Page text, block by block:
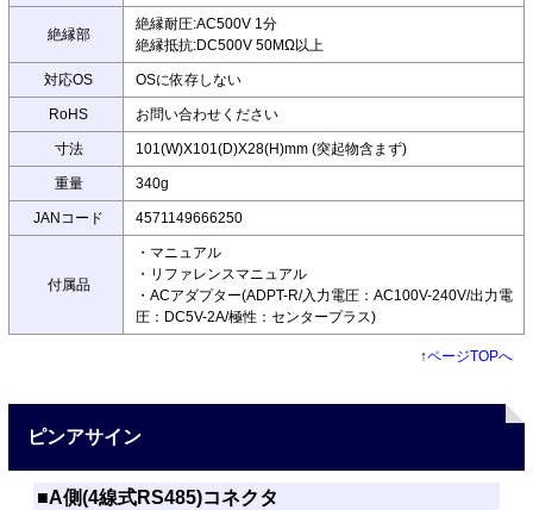
絶縁部
絶縁耐圧:AC500V 1分
絶縁抵抗:DC500V 50MΩ以上
対応OS OSに依存しない
RoHS お問い合わせください
寸法 101(W)X101(D)X28(H)mm (突起物含まず)
重量 340g
JANコード 4571149666250
付属品
・マニュアル
・リファレンスマニュアル
・ACアダプター(ADPT-R/入力電圧：AC100V-240V/出力電
圧：DC5V-2A/極性：センタープラス)
↑ページTOPへ
ピンアサイン
■A側(4線式RS485)コネクタ